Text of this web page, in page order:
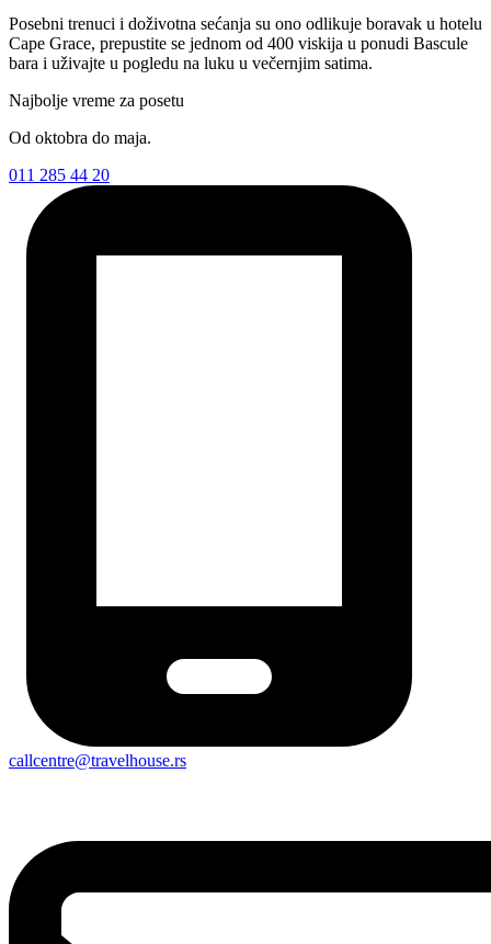
Posebni trenuci i doživotna sećanja su ono odlikuje boravak u hotelu
Cape Grace, prepustite se jednom od 400 viskija u ponudi Bascule
bara i uživajte u pogledu na luku u večernjim satima.
Najbolje vreme za posetu
Od oktobra do maja.
011 285 44 20
callcentre@travelhouse.rs